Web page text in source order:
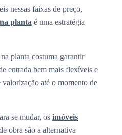
nessas faixas de preço,
planta é uma estratégia
planta costuma garantir
entrada bem mais flexíveis e
até o momento de
se mudar, os imóveis
obra são a alternativa